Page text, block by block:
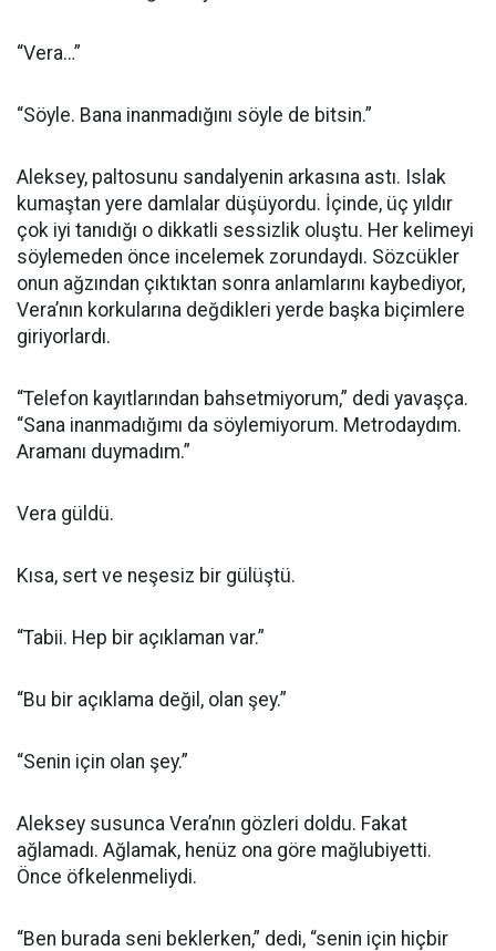
“Vera…”
“Söyle. Bana inanmadığını söyle de bitsin.”
Aleksey, paltosunu sandalyenin arkasına astı. Islak
kumaştan yere damlalar düşüyordu. İçinde, üç yıldır
çok iyi tanıdığı o dikkatli sessizlik oluştu. Her kelimeyi
söylemeden önce incelemek zorundaydı. Sözcükler
onun ağzından çıktıktan sonra anlamlarını kaybediyor,
Vera’nın korkularına değdikleri yerde başka biçimlere
giriyorlardı.
“Telefon kayıtlarından bahsetmiyorum,” dedi yavaşça.
“Sana inanmadığımı da söylemiyorum. Metrodaydım.
Aramanı duymadım.”
Vera güldü.
Kısa, sert ve neşesiz bir gülüştü.
“Tabii. Hep bir açıklaman var.”
“Bu bir açıklama değil, olan şey.”
“Senin için olan şey.”
Aleksey susunca Vera’nın gözleri doldu. Fakat
ağlamadı. Ağlamak, henüz ona göre mağlubiyetti.
Önce öfkelenmeliydi.
“Ben burada seni beklerken,” dedi, “senin için hiçbir